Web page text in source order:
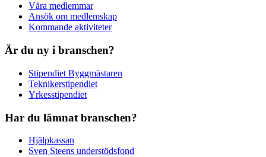
Våra medlemmar
Ansök om medlemskap
Kommande aktiviteter
Är du ny i branschen?
Stipendiet Byggmästaren
Teknikerstipendiet
Yrkesstipendiet
Har du lämnat branschen?
Hjälpkassan
Sven Steens understödsfond